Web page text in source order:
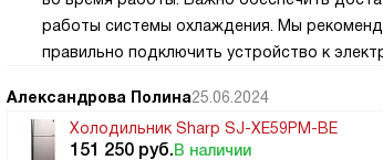
работы системы охлаждения. Мы
правильно подключить устройство к
Александрова Полина25.06.2024
Холодильник Sharp SJ-XE59PM-BE
151 250 руб.В наличии